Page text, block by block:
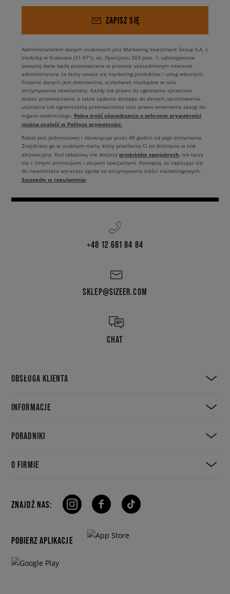
ZAPISZ SIĘ
Administratorem danych osobowych jest Marketing Investment Group S.A. z
siedzibą w Krakowie (31-871), os. Dywizjonu 303 paw. 1, udostępnione
powyżej dane będą przetwarzane w prawnie uzasadnionym interesie
administratora, za który uważa się marketing produktów i usług własnych.
Podanie danych jest dobrowolne, aczkolwiek niezbędne w celu
otrzymywania newslettera. Każdy ma prawo do zgłoszenia sprzeciwu
wobec przetwarzania, a także żądania dostępu do danych, sprostowania,
usunięcia lub ograniczenia przetwarzania oraz prawo wniesienia skargi do
organu nadzorczego. Pełną treść oświadczenia o ochronie prywatności
można znaleźć w Polityce prywatności.
Rabat jest jednorazowy i obowiązuje przez 48 godzin od jego otrzymania.
Znajdziesz go w osobnym mailu, który prześlemy Ci po kliknięciu w link
aktywacyjny. Kod rabatowy nie dotyczy produktów specjalnych, nie łączy
się z innymi promocjami i akcjami specjalnymi. Pamiętaj, że zapisując się
do newslettera wyrażasz zgodę na otrzymywanie treści marketingowych.
Szczegóły w regulaminie.
+48 12 681 84 84
SKLEP@SIZEER.COM
CHAT
OBSŁUGA KLIENTA
INFORMACJE
PORADNIKI
O FIRMIE
ZNAJDŹ NAS:
POBIERZ APLIKACJE